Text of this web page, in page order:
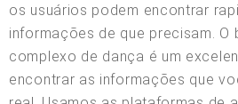
os usuários podem encontrar
informações de que precisam. O
complexo de dança é um
encontrar as informações que